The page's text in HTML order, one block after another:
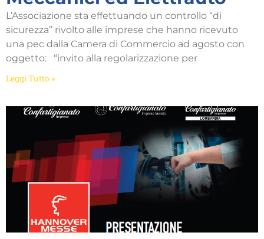
L’Associazione sta effettuando un controllo “di
sicurezza” rivolto alle imprese che hanno ricevuto
una pec dalla Camera di Commercio ad agosto con
oggetto: “invito alla regolarizzazione per
Leggi Tutto »